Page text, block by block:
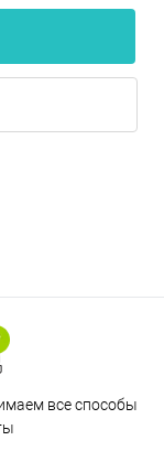
все способы